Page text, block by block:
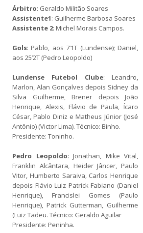
Árbitro: Geraldo Militão Soares
Assistente1: Guilherme Barbosa Soares
Assistente 2: Michel Morais Campos.
Gols: Pablo, aos 7’1T (Lundense); Daniel,
aos 25’2T (Pedro Leopoldo)
Lundense Futebol Clube: Leandro,
Marlon, Alan Gonçalves depois Sidney da
Silva Guilherme, Brener depois João
Henrique, Alexis, Flávio de Paula, Ícaro
César, Pablo Diniz e Matheus Júnior (José
Antônio) (Victor Lima). Técnico: Binho.
Presidente: Toninho.
Pedro Leopoldo: Jonathan, Mike Vital,
Franklin Alcântara, Heider Jâncer, Paulo
Vitor, Humberto Saraiva, Carlos Henrique
depois Flávio Luiz Patrick Fabiano (Daniel
Henrique), Francislei Gomes (Paulo
Henrique), Patrick Gutterman, Guilherme
(Luiz Tadeu. Técnico: Geraldo Aguilar
Presidente: Peninha.